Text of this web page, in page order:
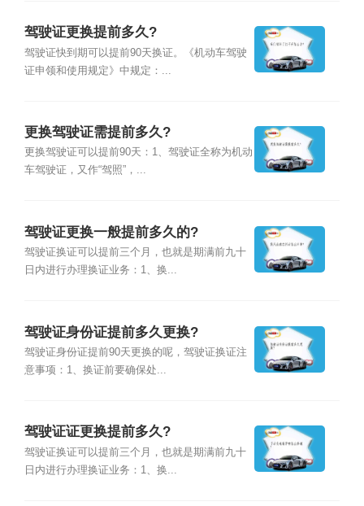
驾驶证更换提前多久?
驾驶证快到期可以提前90天换证。《机动车驾驶
证申领和使用规定》中规定：...
更换驾驶证需提前多久?
更换驾驶证可以提前90天：1、驾驶证全称为机动
车驾驶证，又作“驾照”，...
驾驶证更换一般提前多久的?
驾驶证换证可以提前三个月，也就是期满前九十
日内进行办理换证业务：1、换...
驾驶证身份证提前多久更换?
驾驶证身份证提前90天更换的呢，驾驶证换证注
意事项：1、换证前要确保处...
驾驶证证更换提前多久?
驾驶证换证可以提前三个月，也就是期满前九十
日内进行办理换证业务：1、换...